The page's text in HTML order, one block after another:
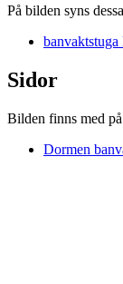
På bilden syns
Sidor
Bilden finns med på
Dormen